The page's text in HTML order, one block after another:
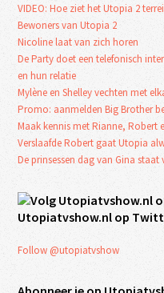
VIDEO: Hoe ziet het Utopia 2
Bewoners van Utopia 2
Nicoline laat van zich horen
De Party doet een telefonisch
en hun relatie
Mylène en Shelley vechten met
Promo: aanmelden Big Brother
Maak kennis met Rianne, Robert
Verslaafde Robert gaat Utopia
De prinsessen dag van Gina
Utopiatvshow.nl op
Follow @utopiatvshow